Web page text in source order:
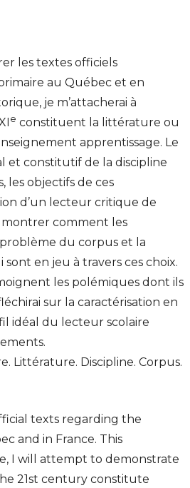
les textes officiels
au Québec et en
je m’attacherai à
e constituent la littérature ou
apprentissage. Le
et constitutif de la discipline
les objectifs de ces
d’un lecteur critique de
montrer comment les
du corpus et la
en jeu à travers ces choix.
les polémiques dont ils
sur la caractérisation en
idéal du lecteur scolaire
Littérature. Discipline. Corpus.
texts regarding the
and in France. This
I will attempt to demonstrate
21st century constitute